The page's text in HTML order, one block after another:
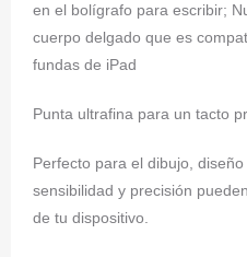
en el bolígrafo para escribir;
cuerpo delgado que es
fundas de iPad
Punta ultrafina para un tacto
Perfecto para el dibujo,
sensibilidad y precisión
de tu dispositivo.